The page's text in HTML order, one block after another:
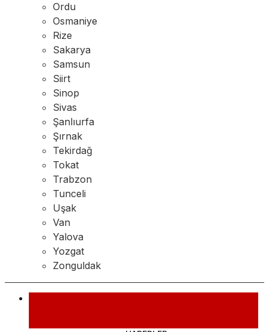
Ordu
Osmaniye
Rize
Sakarya
Samsun
Siirt
Sinop
Sivas
Şanlıurfa
Şırnak
Tekirdağ
Tokat
Trabzon
Tunceli
Uşak
Van
Yalova
Yozgat
Zonguldak